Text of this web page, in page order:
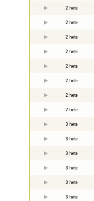
2 hete
2 hete
2 hete
2 hete
2 hete
2 hete
2 hete
2 hete
3 hete
3 hete
3 hete
3 hete
3 hete
3 hete